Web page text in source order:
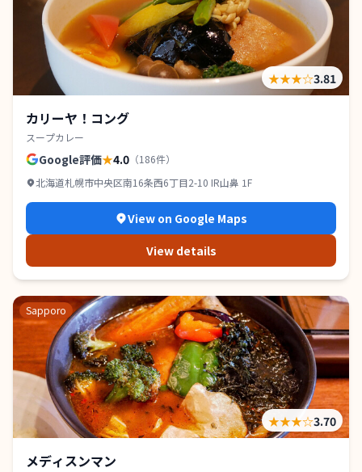
★★★☆3.81
カリーヤ！コング
スープカレー
Google評価★4.0 （186件）
北海道札幌市中央区南16条西6丁目2-10 IR山鼻 1F
View on Google Maps
View details
Sapporo
★★★☆3.70
メディスンマン